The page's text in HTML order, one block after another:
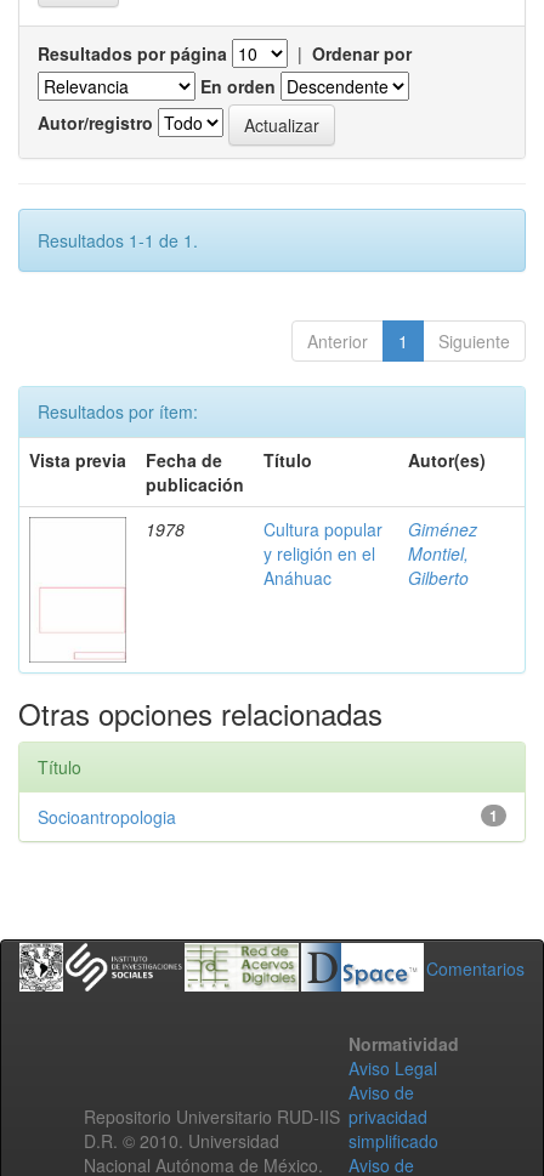
Resultados por página | Ordenar por
En orden
Autor/registro
Resultados 1-1 de 1.
Anterior 1 Siguiente
Resultados por ítem:
Vista previa
Fecha de
publicación
Título Autor(es)
1978
Cultura popular
y religión en el
Anáhuac
Giménez
Montiel,
Gilberto
Otras opciones relacionadas
Título
1
Socioantropologia
Comentarios
Repositorio Universitario RUD-IIS
D.R. © 2010. Universidad
Nacional Autónoma de México.
Normatividad
Aviso Legal
Aviso de
privacidad
simplificado
Aviso de